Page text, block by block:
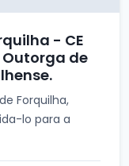
- CE
Outorga de
Forquilha,
lo para a